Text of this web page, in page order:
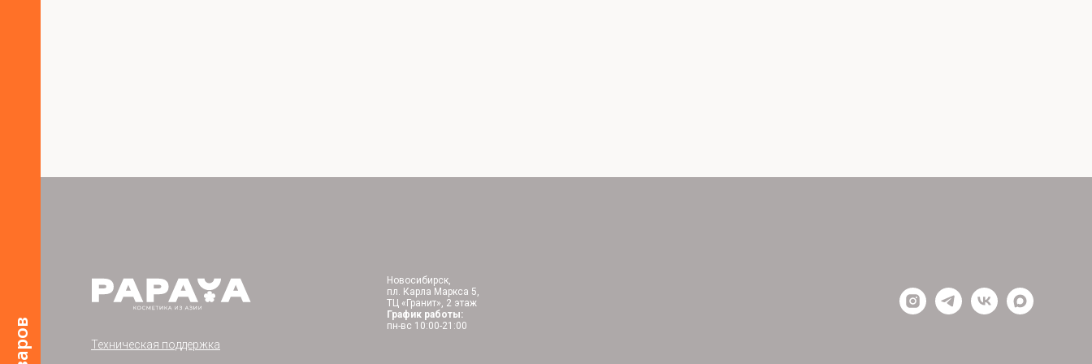
Техническая поддержка
Новосибирск,
пл. Карла Маркса 5,
ТЦ «Гранит», 2 этаж
График работы:
пн-вс 10:00-21:00